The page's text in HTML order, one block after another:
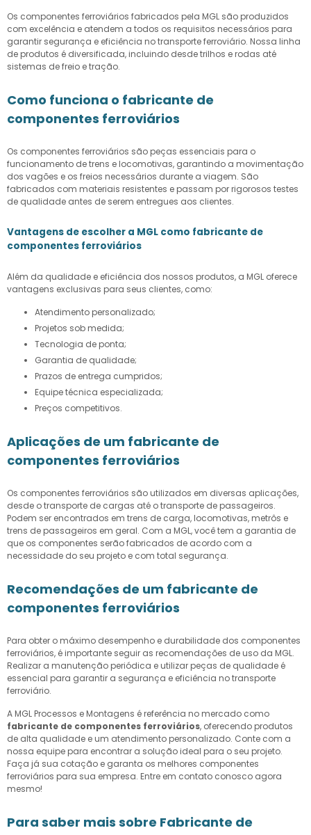
Os componentes ferroviários fabricados pela MGL são produzidos
com excelência e atendem a todos os requisitos necessários para
garantir segurança e eficiência no transporte ferroviário. Nossa linha
de produtos é diversificada, incluindo desde trilhos e rodas até
sistemas de freio e tração.
Como funciona o fabricante de
componentes ferroviários
Os componentes ferroviários são peças essenciais para o
funcionamento de trens e locomotivas, garantindo a movimentação
dos vagões e os freios necessários durante a viagem. São
fabricados com materiais resistentes e passam por rigorosos testes
de qualidade antes de serem entregues aos clientes.
Vantagens de escolher a MGL como fabricante de
componentes ferroviários
Além da qualidade e eficiência dos nossos produtos, a MGL oferece
vantagens exclusivas para seus clientes, como:
Atendimento personalizado;
Projetos sob medida;
Tecnologia de ponta;
Garantia de qualidade;
Prazos de entrega cumpridos;
Equipe técnica especializada;
Preços competitivos.
Aplicações de um fabricante de
componentes ferroviários
Os componentes ferroviários são utilizados em diversas aplicações,
desde o transporte de cargas até o transporte de passageiros.
Podem ser encontrados em trens de carga, locomotivas, metrôs e
trens de passageiros em geral. Com a MGL, você tem a garantia de
que os componentes serão fabricados de acordo com a
necessidade do seu projeto e com total segurança.
Recomendações de um fabricante de
componentes ferroviários
Para obter o máximo desempenho e durabilidade dos componentes
ferroviários, é importante seguir as recomendações de uso da MGL.
Realizar a manutenção periódica e utilizar peças de qualidade é
essencial para garantir a segurança e eficiência no transporte
ferroviário.
A MGL Processos e Montagens é referência no mercado como
fabricante de componentes ferroviários, oferecendo produtos
de alta qualidade e um atendimento personalizado. Conte com a
nossa equipe para encontrar a solução ideal para o seu projeto.
Faça já sua cotação e garanta os melhores componentes
ferroviários para sua empresa. Entre em contato conosco agora
mesmo!
Para saber mais sobre Fabricante de